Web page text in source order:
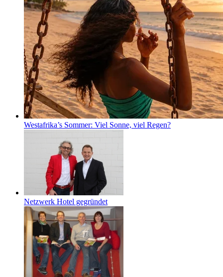
Westafrika’s Sommer: Viel Sonne, viel Regen?
Netzwerk Hotel gegründet